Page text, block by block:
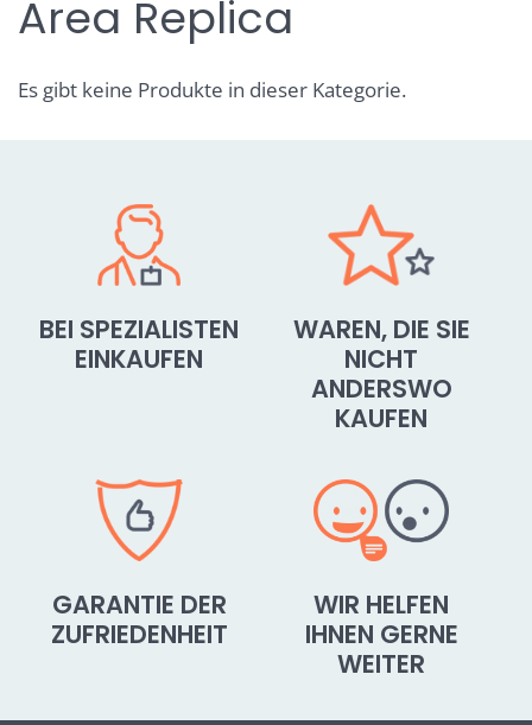
Area Replica
Es gibt keine Produkte in dieser Kategorie.
BEI SPEZIALISTEN
EINKAUFEN
WAREN, DIE SIE
NICHT
ANDERSWO
KAUFEN
GARANTIE DER
ZUFRIEDENHEIT
WIR HELFEN
IHNEN GERNE
WEITER